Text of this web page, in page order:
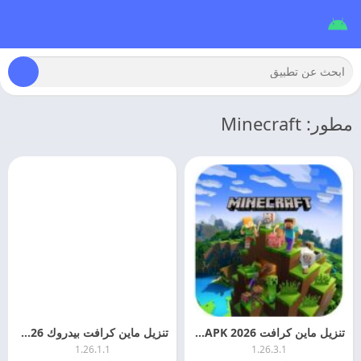
مطور: Minecraft
تنزيل ماين كرافت 2026 Minecraft APK اخر اصدار
1.26.3.1
تنزيل ماين كرافت بيدروك 2026 Minecraft: Bedrock Edition مهكره اخر اصدار
1.26.1.1